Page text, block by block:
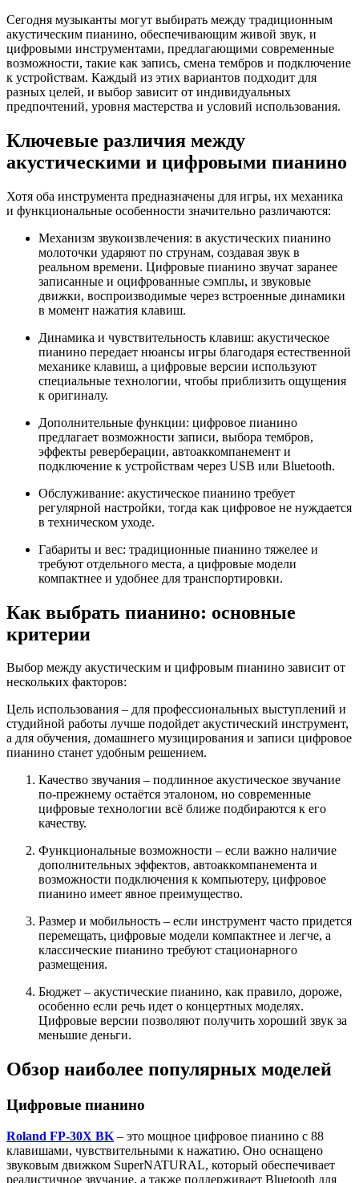
Сегодня музыканты могут выбирать между традиционным
акустическим пианино, обеспечивающим живой звук, и
цифровыми инструментами, предлагающими современные
возможности, такие как запись, смена тембров и подключение
к устройствам. Каждый из этих вариантов подходит для
разных целей, и выбор зависит от индивидуальных
предпочтений, уровня мастерства и условий использования.
Ключевые различия между
акустическими и цифровыми пианино
Хотя оба инструмента предназначены для игры, их механика
и функциональные особенности значительно различаются:
Механизм звукоизвлечения: в акустических пианино
молоточки ударяют по струнам, создавая звук в
реальном времени. Цифровые пианино звучат заранее
записанные и оцифрованные сэмплы, и звуковые
движки, воспроизводимые через встроенные динамики
в момент нажатия клавиш.
Динамика и чувствительность клавиш: акустическое
пианино передает нюансы игры благодаря естественной
механике клавиш, а цифровые версии используют
специальные технологии, чтобы приблизить ощущения
к оригиналу.
Дополнительные функции: цифровое пианино
предлагает возможности записи, выбора тембров,
эффекты реверберации, автоаккомпанемент и
подключение к устройствам через USB или Bluetooth.
Обслуживание: акустическое пианино требует
регулярной настройки, тогда как цифровое не нуждается
в техническом уходе.
Габариты и вес: традиционные пианино тяжелее и
требуют отдельного места, а цифровые модели
компактнее и удобнее для транспортировки.
Как выбрать пианино: основные
критерии
Выбор между акустическим и цифровым пианино зависит от
нескольких факторов:
Цель использования – для профессиональных выступлений и
студийной работы лучше подойдет акустический инструмент,
а для обучения, домашнего музицирования и записи цифровое
пианино станет удобным решением.
Качество звучания – подлинное акустическое звучание
по-прежнему остаётся эталоном, но современные
цифровые технологии всё ближе подбираются к его
качеству.
Функциональные возможности – если важно наличие
дополнительных эффектов, автоаккомпанемента и
возможности подключения к компьютеру, цифровое
пианино имеет явное преимущество.
Размер и мобильность – если инструмент часто придется
перемещать, цифровые модели компактнее и легче, а
классические пианино требуют стационарного
размещения.
Бюджет – акустические пианино, как правило, дороже,
особенно если речь идет о концертных моделях.
Цифровые версии позволяют получить хороший звук за
меньшие деньги.
Обзор наиболее популярных моделей
Цифровые пианино
Roland FP-30X BK – это мощное цифровое пианино с 88
клавишами, чувствительными к нажатию. Оно оснащено
звуковым движком SuperNATURAL, который обеспечивает
реалистичное звучание, а также поддерживает Bluetooth для